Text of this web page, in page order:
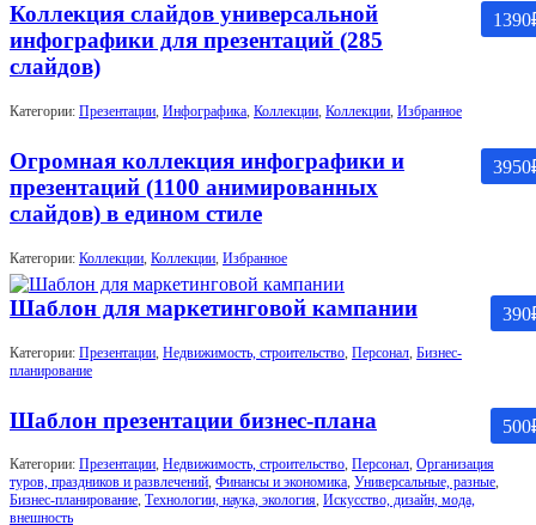
1390
Коллекция слайдов универсальной
инфографики для презентаций (285
слайдов)
Категории: Презентации, Инфографика, Коллекции, Коллекции, Избранное
3950
Огромная коллекция инфографики и
презентаций (1100 анимированных
слайдов) в едином стиле
Категории: Коллекции, Коллекции, Избранное
390
Шаблон для маркетинговой кампании
Категории: Презентации Недвижимость, строительство Персонал Бизнес-
планирование
500
Шаблон презентации бизнес-плана
Категории: Презентации, Недвижимость, строительство, Персонал, Организация
туров, праздников и развлечений, Финансы и экономика, Универсальные, разные,
Бизнес-планирование, Технологии, наука, экология, Искусство, дизайн, мода,
внешность